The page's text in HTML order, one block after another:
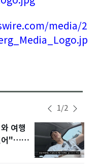
media/2
1/2
여행
어"…유